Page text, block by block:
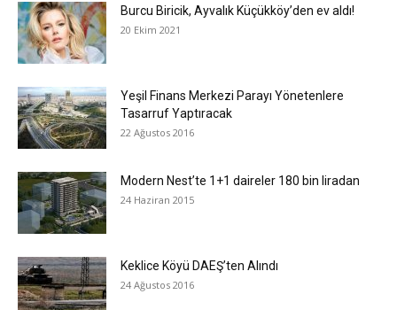
Burcu Biricik, Ayvalık Küçükköy’den ev aldı!
20 Ekim 2021
Yeşil Finans Merkezi Parayı Yönetenlere
Tasarruf Yaptıracak
22 Ağustos 2016
Modern Nest’te 1+1 daireler 180 bin liradan
24 Haziran 2015
Keklice Köyü DAEŞ’ten Alındı
24 Ağustos 2016